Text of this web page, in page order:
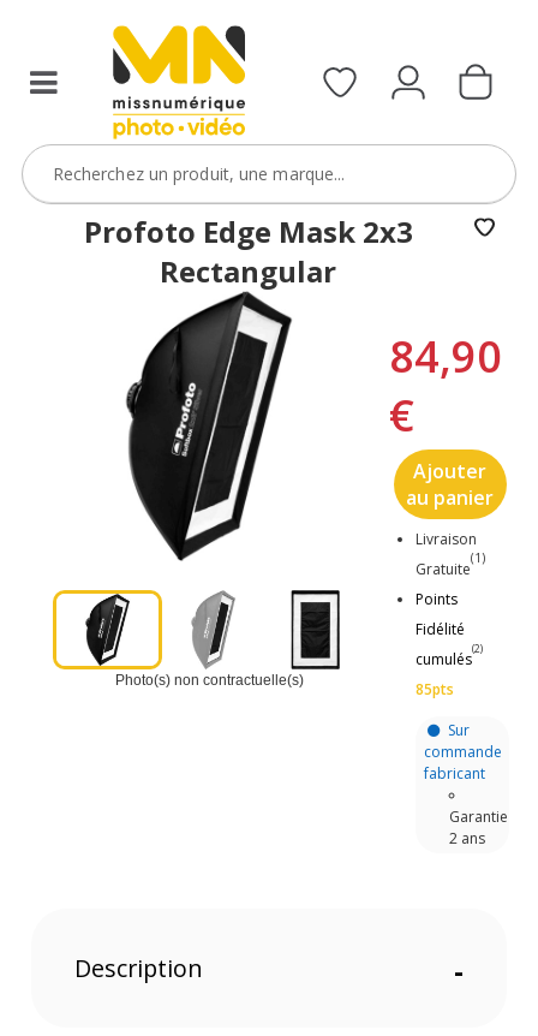
Profoto Edge Mask 2x3
Rectangular
Photo(s) non contractuelle(s)
84,90
€
Ajouter
au panier
Livraison
Gratuite
(1)
Points
Fidélité
cumulés
(2)
85pts
Sur
commande
fabricant
Garantie
2 ans
Description -